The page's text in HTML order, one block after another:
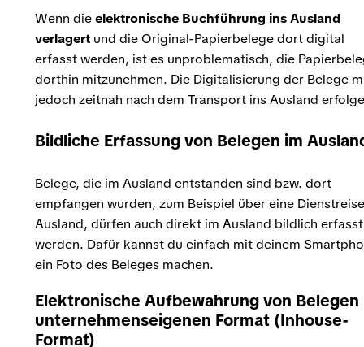
Wenn dieelektronische Buchführung ins Ausland
verlagert und die Original-Papierbelege dort digital
erfasst werden, ist es unproblematisch, die
dorthin mitzunehmen. Die Digitalisierung der Belege
jedoch zeitnah nach dem Transport ins Ausland
Bildliche Erfassung von Belegen im
Belege, die im Ausland entstanden sind bzw. dort
empfangen wurden, zum Beispiel über eine
Ausland, dürfen auch direkt im Ausland bildlich erfasst
werden. Dafür kannst du einfach mit deinem
ein Foto des Beleges machen.
Elektronische Aufbewahrung von Belegen
unternehmenseigenen Format (Inhouse-
Format)